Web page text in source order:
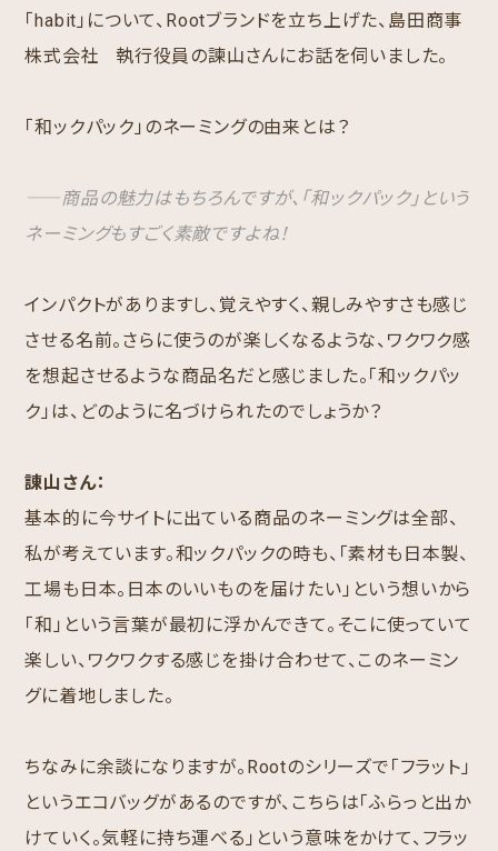
「habit」について、Rootブランドを立ち上げた、島田商事
株式会社 執行役員の諫山さんにお話を伺いました。
「和ックパック」のネーミングの由来とは？
――商品の魅力はもちろんですが、「和ックパック」という
ネーミングもすごく素敵ですよね！
インパクトがありますし、覚えやすく、親しみやすさも感じ
させる名前。さらに使うのが楽しくなるような、ワクワク感
を想起させるような商品名だと感じました。「和ックパッ
ク」は、どのように名づけられたのでしょうか？
諌山さん：
基本的に今サイトに出ている商品のネーミングは全部、
私が考えています。和ックパックの時も、「素材も日本製、
工場も日本。日本のいいものを届けたい」という想いから
「和」という言葉が最初に浮かんできて。そこに使っていて
楽しい、ワクワクする感じを掛け合わせて、このネーミン
グに着地しました。
ちなみに余談になりますが。Rootのシリーズで「フラット」
というエコバッグがあるのですが、こちらは「ふらっと出か
けていく。気軽に持ち運べる」という意味をかけて、フラッ